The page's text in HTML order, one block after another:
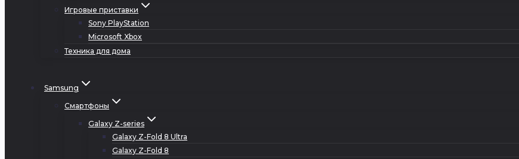
Игровые приставки
Sony PlayStation
Microsoft Xbox
Техника для дома
Samsung
Смартфоны
Galaxy Z-series
Galaxy Z-Fold 8 Ultra
Galaxy Z-Fold 8